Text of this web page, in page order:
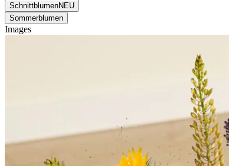
SchnittblumenNEU
Sommerblumen
Images